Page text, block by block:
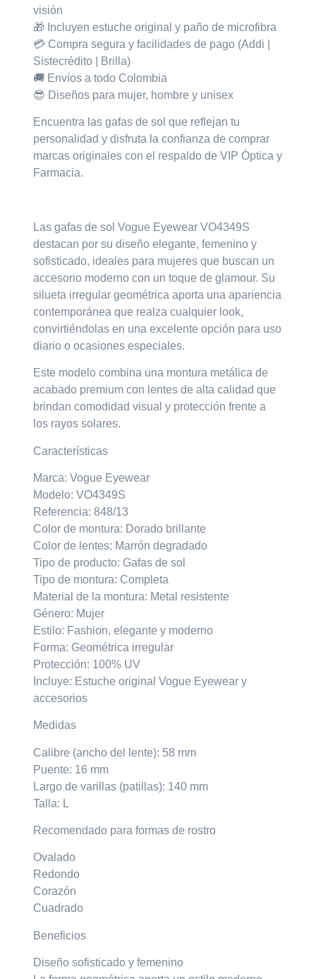
visión
🎁 Incluyenestuche original y paño de microfibra
💳 Compra segura y facilidades de pago (Addi |
Sistecrédito | Brilla)
🚚 Envíos a todo Colombia
😎 Diseños para mujer, hombre y unisex
Encuentra las gafas de sol que reflejan tu
personalidad y disfruta la confianza de comprar
marcas originales con el respaldo deVIP Óptica y
Farmacia.
Las gafas de solVogue Eyewear VO4349S
destacan por su diseñoelegante, femenino y
sofisticado, ideales para mujeres que buscan un
accesorio moderno con un toque de glamour. Su
silueta irregular geométrica aporta una apariencia
contemporánea que realza cualquier look,
convirtiéndolas en una excelente opción para uso
diario o ocasiones especiales.
Este modelo combina una montura metálica de
acabado premium con lentes de alta calidad que
brindan comodidad visual y protección frente a
los rayos solares.
Características
Marca: Vogue Eyewear
Modelo: VO4349S
Referencia: 848/13
Color de montura: Dorado brillante
Color de lentes: Marrón degradado
Tipo de producto: Gafas de sol
Tipo de montura: Completa
Material de la montura: Metal resistente
Género: Mujer
Estilo: Fashion, elegante y moderno
Forma: Geométrica irregular
Protección: 100% UV
Incluye: Estuche original Vogue Eyewear y
accesorios
Medidas
Calibre (ancho del lente): 58 mm
Puente: 16 mm
Largo de varillas (patillas): 140 mm
Talla: L
Recomendado para formas de rostro
Ovalado
Redondo
Corazón
Cuadrado
Beneficios
Diseño sofisticado y femenino